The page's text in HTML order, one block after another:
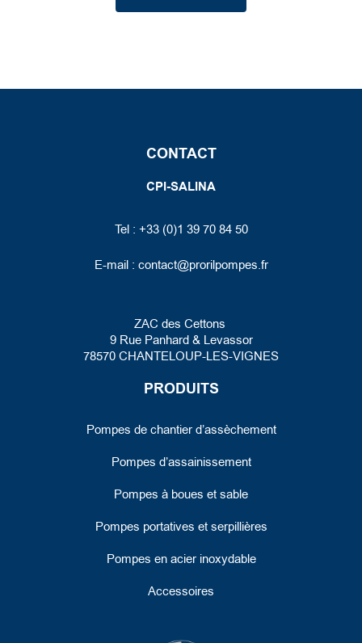
CONTACT
CPI-SALINA
Tel : +33 (0)1 39 70 84 50
E-mail : contact@prorilpompes.fr
ZAC des Cettons
9 Rue Panhard& Levassor
78570 CHANTELOUP-LES-VIGNES
PRODUITS
Pompes de chantier d’assèchement
Pompes d’assainissement
Pompes à boues et sable
Pompes portatives et serpillières
Pompes en acier inoxydable
Accessoires